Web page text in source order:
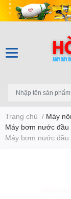
Trang chủ / Máy
Máy bơm nước đầu
Máy bơm nước